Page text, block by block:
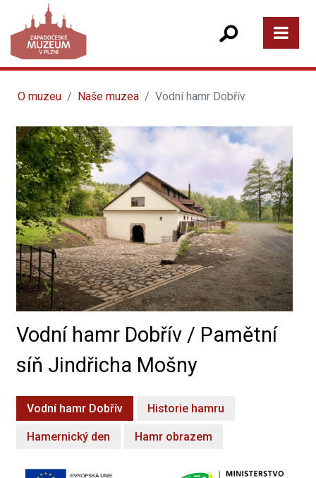
O muzeu Naše muzea Vodní hamr Dobřív
Vodní hamr Dobřív / Pamětní
síň Jindřicha Mošny
Vodní hamr Dobřív Historie hamru
Hamernický den Hamr obrazem